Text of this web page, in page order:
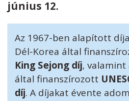
június 12.
Az 1967-ben alapított
Dél-Korea által
King Sejong díj, valamint
által finanszírozott
díj. A díjakat évente